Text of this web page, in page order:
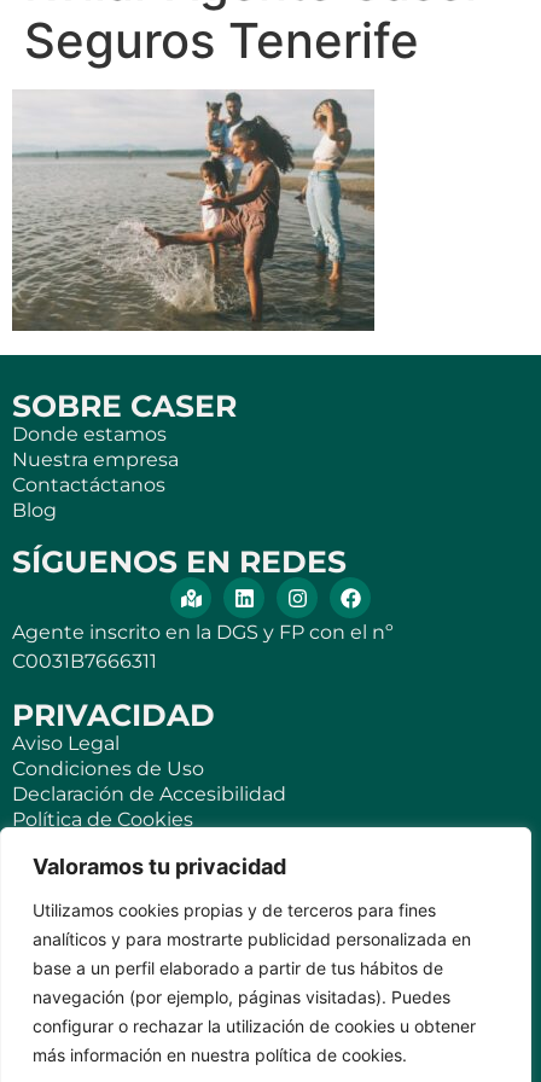
Valoramos tu privacidad
Utilizamos cookies propias y de terceros para fines
analíticos y para mostrarte publicidad personalizada en
base a un perfil elaborado a partir de tus hábitos de
navegación (por ejemplo, páginas visitadas). Puedes
configurar o rechazar la utilización de cookies u obtener
más información en nuestra política de cookies.
Seguros Tenerife
SOBRE CASER
Donde estamos
Nuestra empresa
Contactáctanos
Blog
SÍGUENOS EN REDES
Agente inscrito en la DGS y FP con el nº
C0031B7666311
PRIVACIDAD
Aviso Legal
Condiciones de Uso
Declaración de Accesibilidad
Política de Cookies
SEGUROS
Para ti
Negocios y PYMES
Seguro de viaje
Seguro para Viviendas Vacacionales
Seguro para teléfonos móviles